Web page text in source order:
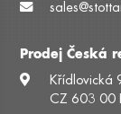
Prodej Česká
CZ 603 00